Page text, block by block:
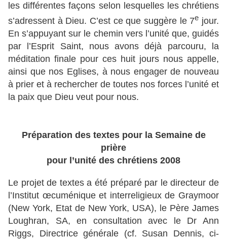
les différentes façons selon lesquelles les chrétiens
s’adressent à Dieu. C’est ce que suggère le 7e jour.
En s’appuyant sur le chemin vers l’unité que, guidés
par l’Esprit Saint, nous avons déjà parcouru, la
méditation finale pour ces huit jours nous appelle,
ainsi que nos Eglises, à nous engager de nouveau
à prier et à rechercher de toutes nos forces l’unité et
la paix que Dieu veut pour nous.
Préparation des textes pour la Semaine de
prière
pour l’unité des chrétiens 2008
Le projet de textes a été préparé par le directeur de
l’Institut œcuménique et interreligieux de Graymoor
(New York, Etat de New York, USA), le Père James
Loughran, SA, en consultation avec le Dr Ann
Riggs, Directrice générale (cf. Susan Dennis, ci-